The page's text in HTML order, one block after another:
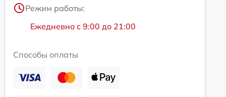
Режим работы:
Ежедневно с 9:00 до 21:00
Способы оплаты